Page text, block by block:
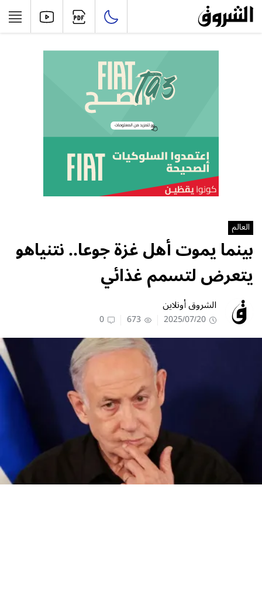
العالم
بينما يموت أهل غزة جوعا.. نتنياهو
يتعرض لتسمم غذائي
الشروق أونلاين
2025/07/20
673
0